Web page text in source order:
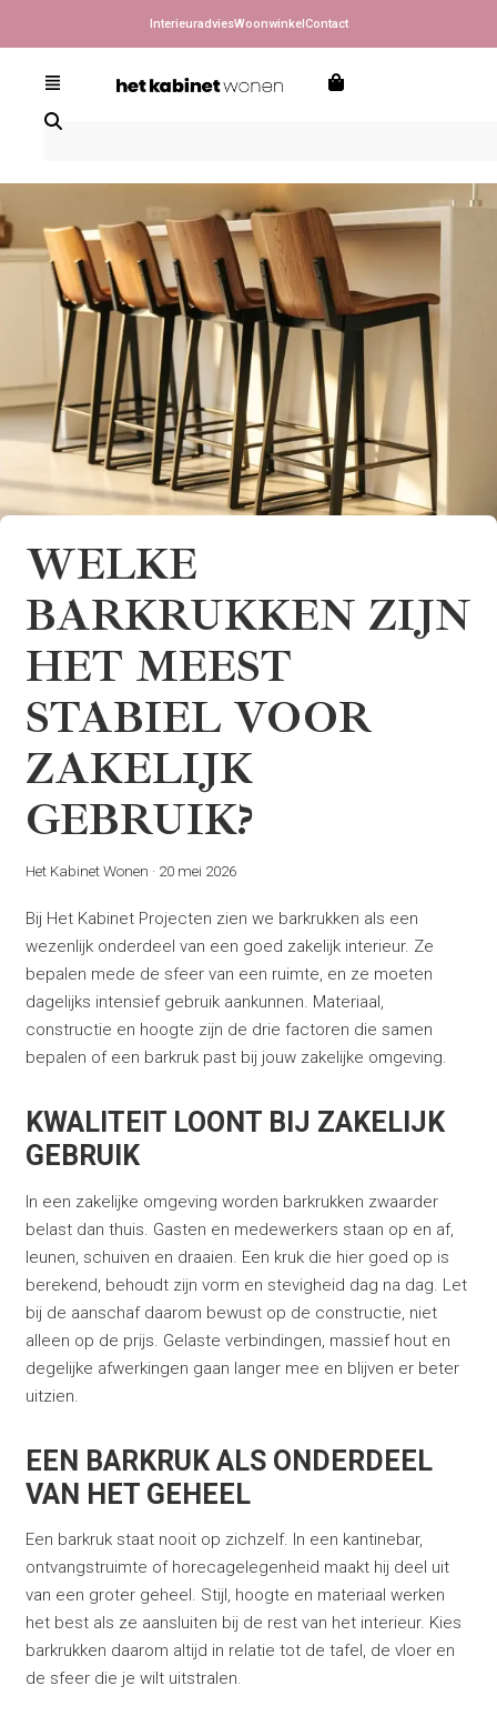
InterieuradviesWoonwinkelContact
WELKE
BARKRUKKEN ZIJN
HET MEEST
STABIEL VOOR
ZAKELIJK
GEBRUIK?
Het Kabinet Wonen · 20 mei 2026
Bij Het Kabinet Projecten zien we barkrukken als een
wezenlijk onderdeel van een goed zakelijk interieur. Ze
bepalen mede de sfeer van een ruimte, en ze moeten
dagelijks intensief gebruik aankunnen. Materiaal,
constructie en hoogte zijn de drie factoren die samen
bepalen of een barkruk past bij jouw zakelijke omgeving.
KWALITEIT LOONT BIJ ZAKELIJK
GEBRUIK
In een zakelijke omgeving worden barkrukken zwaarder
belast dan thuis. Gasten en medewerkers staan op en af,
leunen, schuiven en draaien. Een kruk die hier goed op is
berekend, behoudt zijn vorm en stevigheid dag na dag. Let
bij de aanschaf daarom bewust op de constructie, niet
alleen op de prijs. Gelaste verbindingen, massief hout en
degelijke afwerkingen gaan langer mee en blijven er beter
uitzien.
EEN BARKRUK ALS ONDERDEEL
VAN HET GEHEEL
Een barkruk staat nooit op zichzelf. In een kantinebar,
ontvangstruimte of horecagelegenheid maakt hij deel uit
van een groter geheel. Stijl, hoogte en materiaal werken
het best als ze aansluiten bij de rest van het interieur. Kies
barkrukken daarom altijd in relatie tot de tafel, de vloer en
de sfeer die je wilt uitstralen.